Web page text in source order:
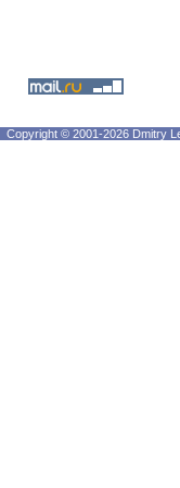
Copyright © 2001-2026 Dmitry